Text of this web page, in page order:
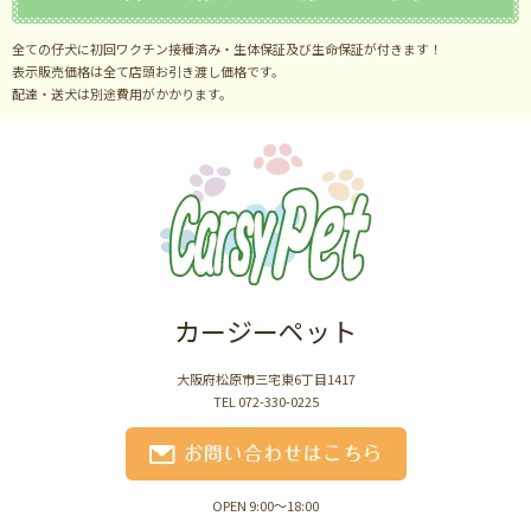
全ての仔犬に初回ワクチン接種済み・生体保証及び生命保証が付きます！
表示販売価格は全て店頭お引き渡し価格です。
配達・送犬は別途費用がかかります。
カージーペット
大阪府松原市三宅東6丁目1417
TEL 072-330-0225
OPEN 9:00～18:00